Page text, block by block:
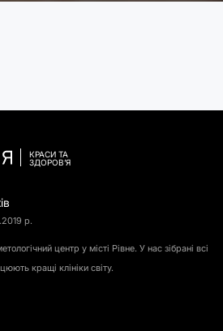
КРАСИ ТА
ЗДОРОВʼЯ
р.
центр у місті Рівне. У нас зібрані всі
кращі клініки світу.